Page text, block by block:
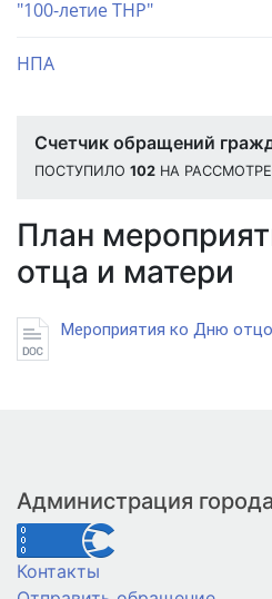
"100-летие ТНР"
НПА
Счетчик обращений
ПОСТУПИЛО 102 НА
План
отца и матери
Мероприятия ко Дню
Администрация
Контакты